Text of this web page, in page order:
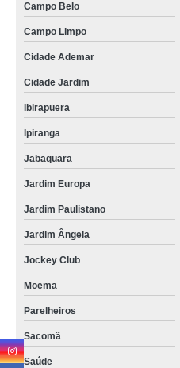
Campo Belo
Campo Limpo
Cidade Ademar
Cidade Jardim
Ibirapuera
Ipiranga
Jabaquara
Jardim Europa
Jardim Paulistano
Jardim Ângela
Jockey Club
Moema
Parelheiros
Sacomã
Saúde